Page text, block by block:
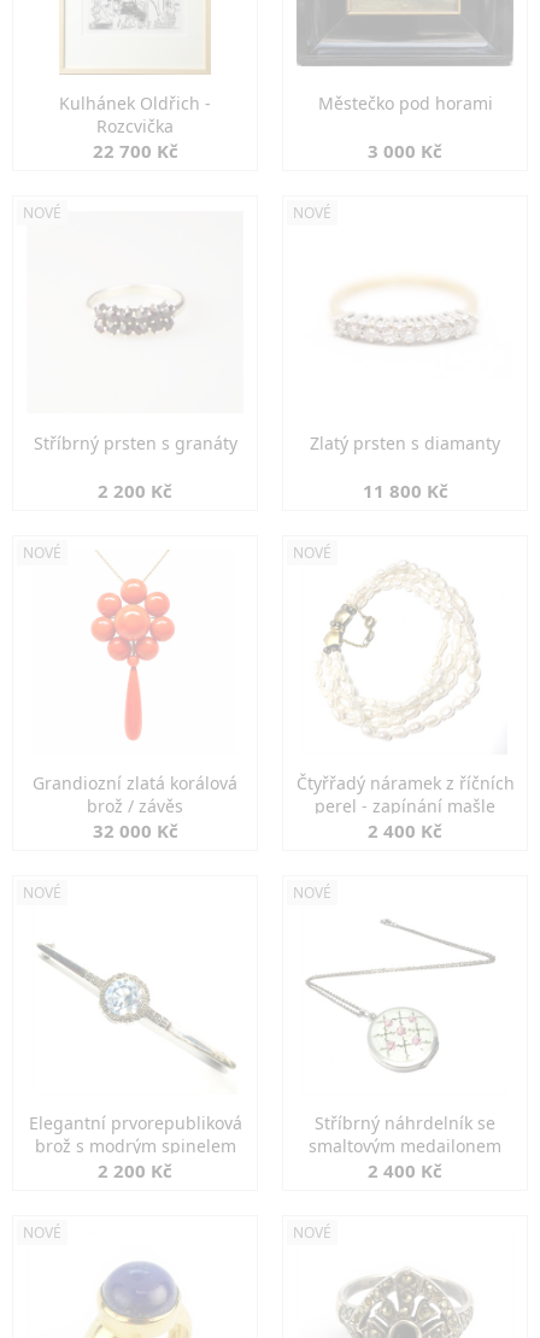
Kulhánek Oldřich -
Rozcvička
22 700 Kč
Městečko pod horami
3 000 Kč
NOVÉ
Stříbrný prsten s granáty
2 200 Kč
NOVÉ
Zlatý prsten s diamanty
11 800 Kč
NOVÉ
Grandiozní zlatá korálová
brož / závěs
32 000 Kč
NOVÉ
Čtyřřadý náramek z říčních
perel - zapínání mašle
2 400 Kč
NOVÉ
Elegantní prvorepubliková
brož s modrým spinelem
2 200 Kč
NOVÉ
Stříbrný náhrdelník se
smaltovým medailonem
2 400 Kč
NOVÉ NOVÉ